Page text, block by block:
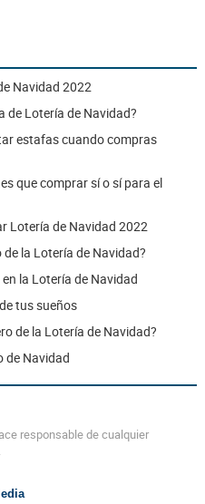
Navidad 2022
de Lotería de Navidad?
estafas cuando compras
que comprar sí o sí para el
Lotería de Navidad 2022
la Lotería de Navidad?
la Lotería de Navidad
tus sueños
de la Lotería de Navidad?
de Navidad
responsable de cualquier